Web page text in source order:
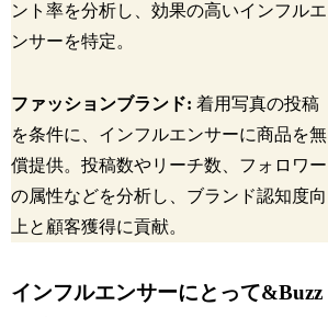
ント率を分析し、効果の高いインフルエ
ンサーを特定。
ファッションブランド:着用写真の投稿
を条件に、インフルエンサーに商品を無
償提供。投稿数やリーチ数、フォロワー
の属性などを分析し、ブランド認知度向
上と顧客獲得に貢献。
インフルエンサーにとって&Buzz